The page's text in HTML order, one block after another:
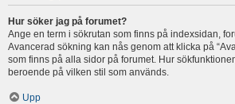
Hur söker jag på forumet?
Ange en term i sökrutan som finns på indexsidan,
Avancerad sökning kan nås genom att klicka på
som finns på alla sidor på forumet. Hur
beroende på vilken stil som används.
Upp